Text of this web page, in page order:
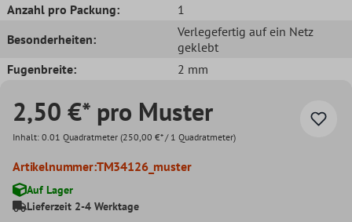
Anzahl pro Packung:
1
Besonderheiten:
Verlegefertig auf ein Netz
geklebt
Fugenbreite:
2 mm
2,50 €* pro Muster
Inhalt: 0.01 Quadratmeter (250,00 €* / 1 Quadratmeter)
Artikelnummer:TM34126_muster
Auf Lager
Lieferzeit 2-4 Werktage